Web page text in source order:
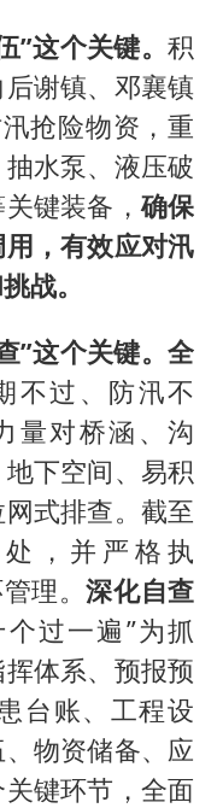
”这个关键。积
谢镇、邓襄镇
抢险物资，重
水泵、液压破
键装备，确保
，有效应对汛
战。
”这个关键。全
不过、防汛不
量对桥涵、沟
下空间、易积
式排查。截至
，并严格执
理。深化自查
个过一遍”为抓
体系、预报预
台账、工程设
物资储备、应
键环节，全面